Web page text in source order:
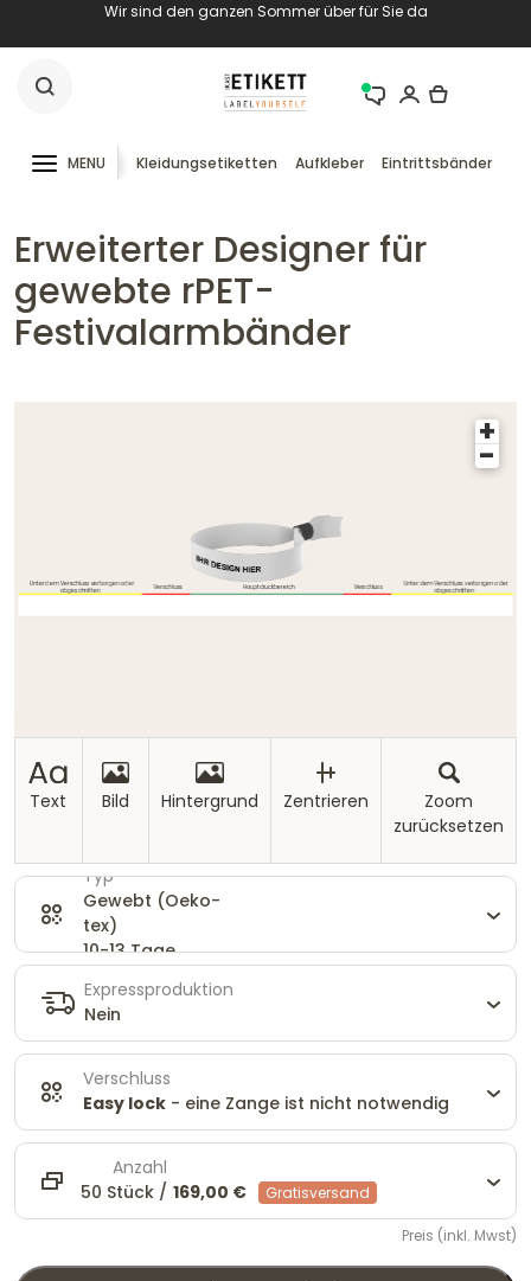
Wir sind den ganzen Sommer über für Sie da
MENU Kleidungsetiketten Aufkleber Eintrittsbänder
Erweiterter Designer für
gewebte rPET-
Festivalarmbänder
Typ
Gewebt (Oeko-
tex)
10-13 Tage
Expressproduktion
Nein
Verschluss
Easy lock - eine Zange ist nicht notwendig
Anzahl
50 Stück / 169,00 € Gratisversand
Preis (inkl. Mwst)
+
-
Text Bild Hintergrund Zentrieren
Zoom
zurücksetzen